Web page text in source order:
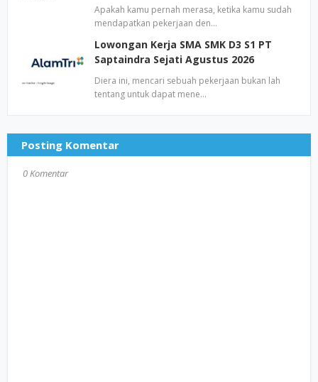
Apakah kamu pernah merasa, ketika kamu sudah
mendapatkan pekerjaan den…
Lowongan Kerja SMA SMK D3 S1 PT
Saptaindra Sejati Agustus 2026
Diera ini, mencari sebuah pekerjaan bukan lah
tentang untuk dapat mene…
Posting Komentar
0 Komentar